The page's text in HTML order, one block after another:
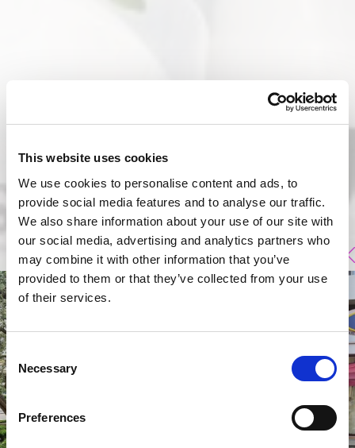
This website uses cookies
We use cookies to personalise content and ads, to
provide social media features and to analyse our traffic.
We also share information about your use of our site with
our social media, advertising and analytics partners who
may combine it with other information that you’ve
provided to them or that they’ve collected from your use
of their services.
Consent
Selection
Necessary
Preferences